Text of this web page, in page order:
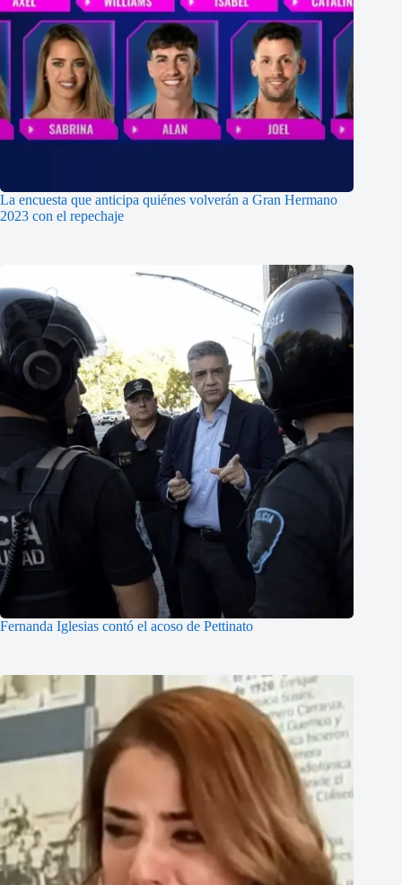
La encuesta que anticipa quiénes volverán a Gran Hermano
2023 con el repechaje
Fernanda Iglesias contó el acoso de Pettinato